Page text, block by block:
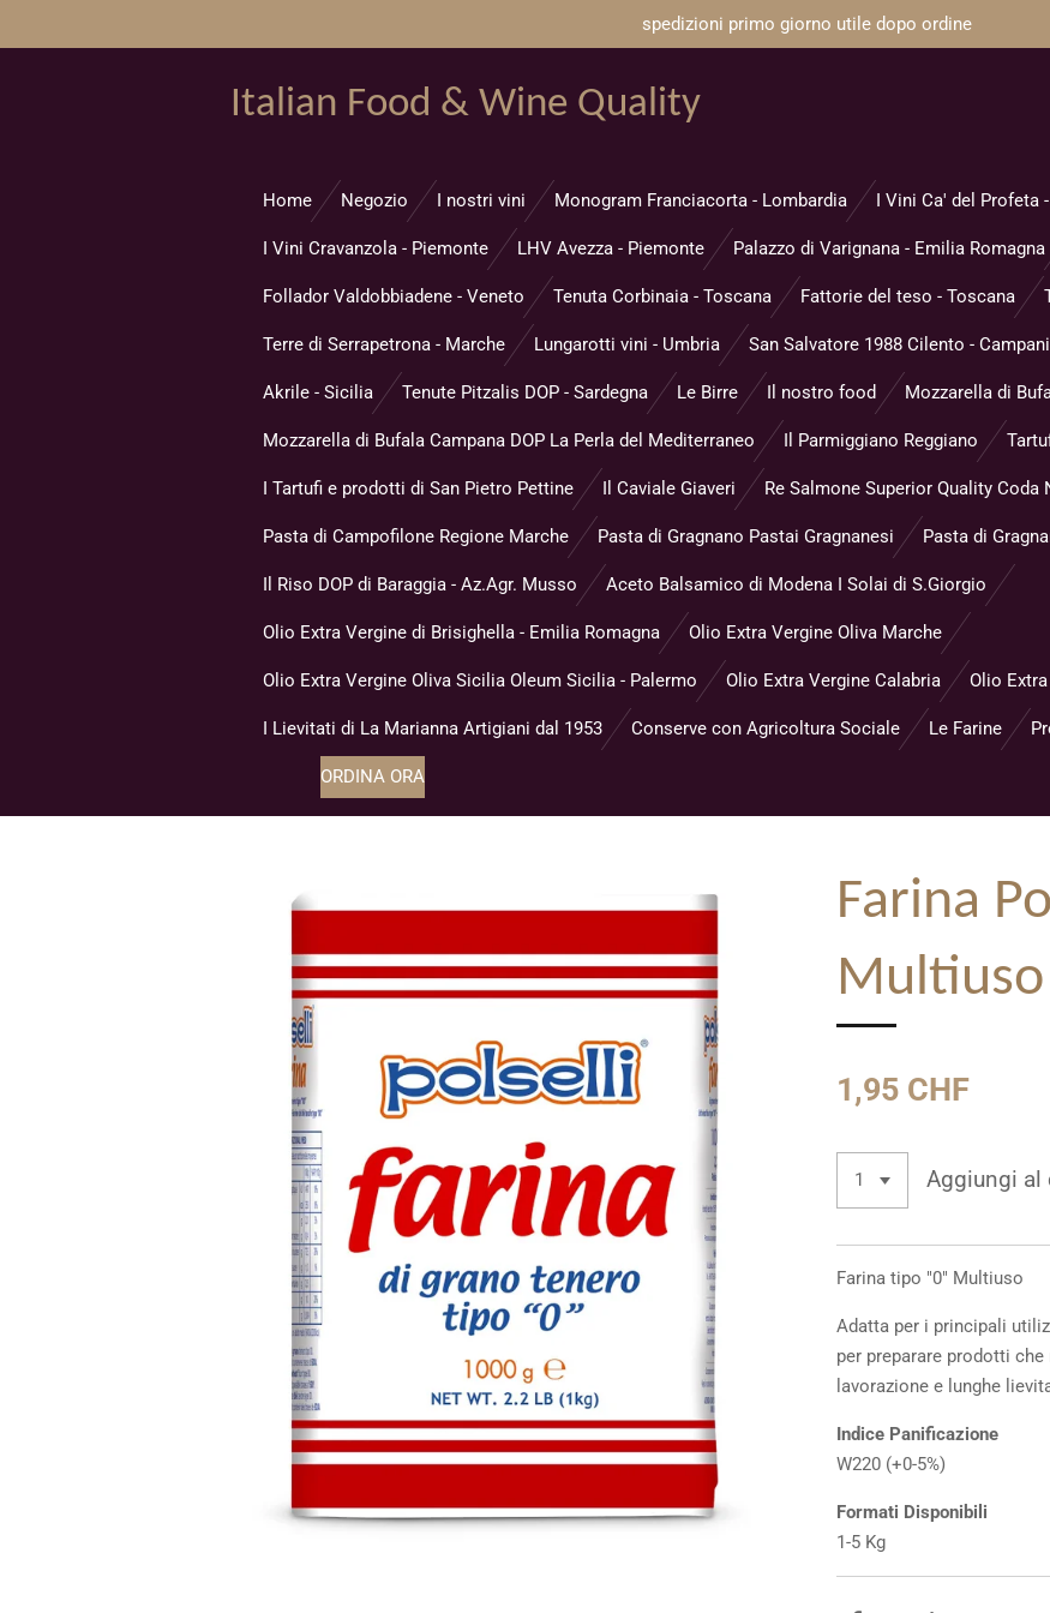
spedizioni primo giorno utile dopo ordine
Italian Food & Wine Quality
Home Negozio I nostri vini Monogram Franciacorta - Lombardia I Vini Ca' del Profeta
I Vini Cravanzola - Piemonte LHV Avezza - Piemonte Palazzo di Varignana - Emilia Romagna
Follador Valdobbiadene - Veneto Tenuta Corbinaia - Toscana Fattorie del teso - Toscana
Terre di Serrapetrona - Marche Lungarotti vini - Umbria San Salvatore 1988 Cilento -
Akrile - Sicilia Tenute Pitzalis DOP - Sardegna Le Birre Il nostro food Mozzarella di
Mozzarella di Bufala Campana DOP La Perla del Mediterraneo Il Parmiggiano Reggiano
I Tartufi e prodotti di San Pietro Pettine Il Caviale Giaveri Re Salmone Superior Quality Coda
Pasta di Campofilone Regione Marche Pasta di Gragnano Pastai Gragnanesi Pasta di
Il Riso DOP di Baraggia - Az.Agr. Musso Aceto Balsamico di Modena I Solai di S.Giorgio
Olio Extra Vergine di Brisighella - Emilia Romagna Olio Extra Vergine Oliva Marche
Olio Extra Vergine Oliva Sicilia Oleum Sicilia - Palermo Olio Extra Vergine Calabria Olio
I Lievitati di La Marianna Artigiani dal 1953 Conserve con Agricoltura Sociale Le Farine
ORDINA ORA
Farina
Multiuso
1,95 CHF
Aggiungi al
Farina tipo "0" Multiuso
Adatta per i principali
per preparare prodotti
lavorazione e lunghe
Indice Panificazione
W220 (+0-5%)
Formati Disponibili
1-5 Kg